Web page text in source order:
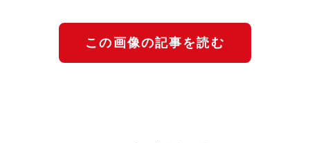
この画像の記事を読む